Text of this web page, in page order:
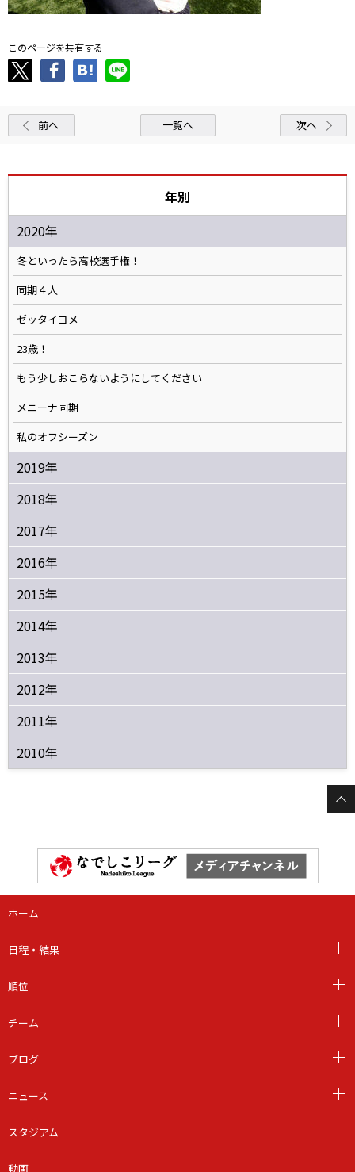
このページを共有する
前へ 一覧へ 次へ
年別
2020年
冬といったら高校選手権！
同期４人
ゼッタイヨメ
23歳！
もう少しおこらないようにしてください
メニーナ同期
私のオフシーズン
2019年
2018年
2017年
2016年
2015年
2014年
2013年
2012年
2011年
2010年
ホーム
日程・結果
順位
チーム
ブログ
ニュース
スタジアム
動画